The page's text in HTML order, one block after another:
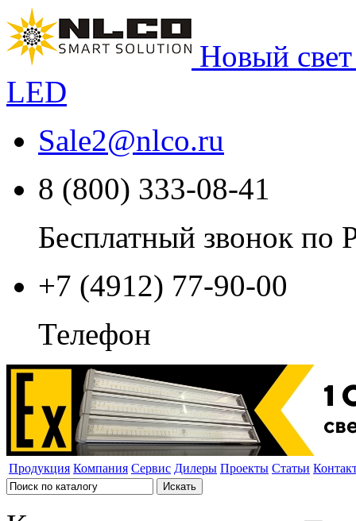
Новый
LED
Sale2@nlco.ru
8 (800) 333-08-41
Бесплатный звонок по
+7 (4912) 77-90-00
Телефон
Продукция Компания Сервис Дилеры Проекты Статьи